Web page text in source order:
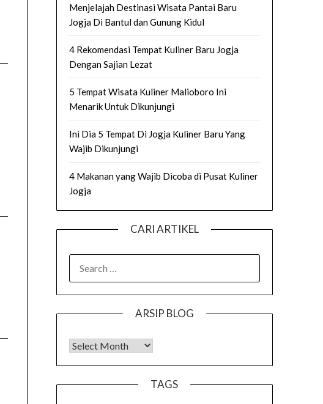
Menjelajah Destinasi Wisata Pantai Baru
Jogja Di Bantul dan Gunung Kidul
4 Rekomendasi Tempat Kuliner Baru Jogja
Dengan Sajian Lezat
5 Tempat Wisata Kuliner Malioboro Ini
Menarik Untuk Dikunjungi
Ini Dia 5 Tempat Di Jogja Kuliner Baru Yang
Wajib Dikunjungi
4 Makanan yang Wajib Dicoba di Pusat Kuliner
Jogja
CARI ARTIKEL
FOR:
ARSIP BLOG
Arsip Blog
TAGS